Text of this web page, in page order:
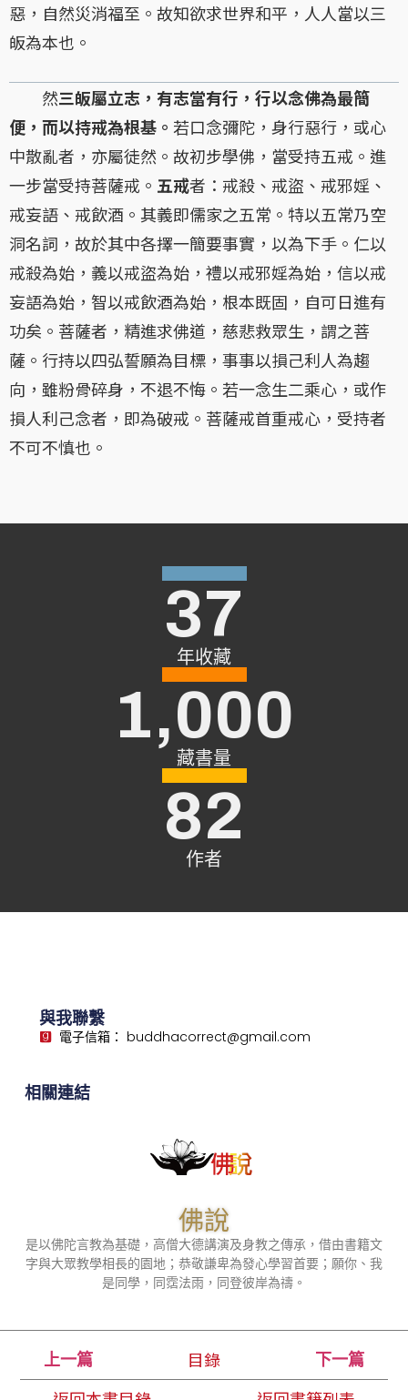
上一篇 目錄 下一篇
惡，自然災消福至。故知欲求世界和平，人人當以三
皈為本也。
然三皈屬立志，有志當有行，行以念佛為最簡
便，而以持戒為根基。 若口念彌陀，身行惡行，或心
中散亂者，亦屬徒然。故初步學佛，當受持五戒。進
一步當受持菩薩戒。 五戒者：戒殺、戒盜、戒邪婬、
戒妄語、戒飲酒。其義即儒家之五常。特以五常乃空
洞名詞，故於其中各擇一簡要事實，以為下手。仁以
戒殺為始，義以戒盜為始，禮以戒邪婬為始，信以戒
妄語為始，智以戒飲酒為始，根本既固，自可日進有
功矣。菩薩者，精進求佛道，慈悲救眾生，謂之菩
薩。行持以四弘誓願為目標，事事以損己利人為趨
向，雖粉骨碎身，不退不悔。若一念生二乘心，或作
損人利己念者，即為破戒。菩薩戒首重戒心，受持者
不可不慎也。
年收藏
37
藏書量
1,000
作者
82
佛說
是以佛陀言教為基礎，高僧大德講演及身教之傳承，借由書籍文
字與大眾教學相長的園地；恭敬謙卑為發心學習首要；願你、我
是同學，同霑法雨，同登彼岸為禱。
與我聯繫
電子信箱： buddhacorrect@gmail.com
相關連結